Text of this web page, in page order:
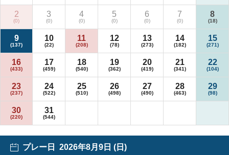
2 3 4 5 6 7 8
9 10 11 12 13 14 15
16 17 18 19 20 21 22
23 24 25 26 27 28 29
30 31
プレー日 2026年8月9日 (日)